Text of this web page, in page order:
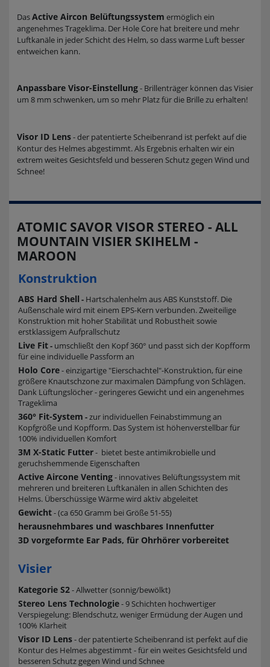
DasActive Aircon Belüftungssystem ermöglich ein
angenehmes Trageklima. Der Hole Core hat breitere und mehr
Luftkanäle in jeder Schicht des Helm, so dass warme Luft besser
entweichen kann.
Anpassbare Visor-Einstellung- Brillenträger können das Visier
um 8 mm schwenken, um so mehr Platz für die Brille zu erhalten!
Visor ID Lens- der patentierte Scheibenrand ist perfekt auf die
Kontur des Helmes abgestimmt. Als Ergebnis erhalten wir ein
extrem weites Gesichtsfeld und besseren Schutz gegen Wind und
Schnee!
ATOMIC SAVOR VISOR STEREO - ALL
MOUNTAIN VISIER SKIHELM -
MAROON
Konstruktion
ABS Hard Shell - Hartschalenhelm aus ABS Kunststoff. Die
Außenschale wird mit einem EPS-Kern verbunden. Zweiteilige
Konstruktion mit hoher Stabilität und Robustheit sowie
erstklassigem Aufprallschutz
Live Fit- umschließt den Kopf 360° und passt sich der Kopfform
für eine individuelle Passform an
Holo Core- einzigartige "Eierschachtel"-Konstruktion, für eine
größere Knautschzone zur maximalen Dämpfung von Schlägen.
Dank Lüftungslöcher - geringeres Gewicht und ein angenehmes
Trageklima
360° Fit-System -zur individuellen Feinabstimmung an
Kopfgröße und Kopfform. Das System ist höhenverstellbar für
100% individuellen Komfort
3M X-Static Futter- bietet beste antimikrobielle und
geruchshemmende Eigenschaften
Active Aircone Venting- innovatives Belüftungssystem mit
mehreren und breiteren Luftkanälen in allen Schichten des
Helms. Überschüssige Wärme wird aktiv abgeleitet
Gewicht- (ca 650 Gramm bei Größe 51-55)
herausnehmbares und waschbares Innenfutter
3D vorgeformte Ear Pads, für Ohrhörer vorbereitet
Visier
Kategorie S2- Allwetter (sonnig/bewölkt)
Stereo Lens Technologie- 9 Schichten hochwertiger
Verspiegelung: Blendschutz, weniger Ermüdung der Augen und
100% Klarheit
Visor ID Lens- der patentierte Scheibenrand ist perfekt auf die
Kontur des Helmes abgestimmt - für ein weites Gesichtsfeld und
besseren Schutz gegen Wind und Schnee